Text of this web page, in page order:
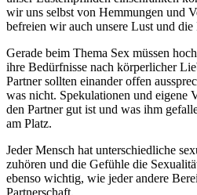
wir uns selbst von Hemmungen und
befreien wir auch unsere Lust und
Gerade beim Thema Sex müssen
ihre Bedürfnisse nach körperlicher
Partner sollten einander offen
was nicht. Spekulationen und eigene
den Partner gut ist und was ihm
am Platz.
Jeder Mensch hat unterschiedliche
zuhören und die Gefühle die
ebenso wichtig, wie jeder andere